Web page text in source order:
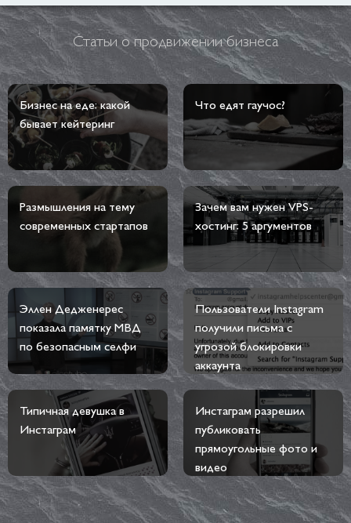
Статьи о продвижении бизнеса
Бизнес на еде: какой
бывает кейтеринг
Что едят гаучос?
Размышления на тему
современных стартапов
Зачем вам нужен VPS-
хостинг: 5 аргументов
Эллен Дедженерес
показала памятку МВД
по безопасным селфи
Пользователи Instagram
получили письма с
угрозой блокировки
аккаунта
Типичная девушка в
Инстаграм
Инстаграм разрешил
публиковать
прямоугольные фото и
видео